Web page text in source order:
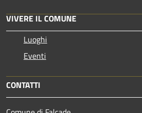
VIVERE IL COMUNE
Luoghi
Eventi
CONTATTI